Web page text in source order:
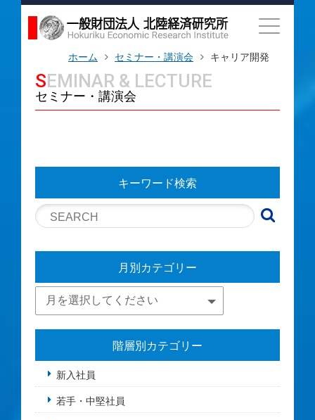
ホーム セミナー・講演会 キャリア開発
SEMINAR & LECTURE
セミナー・講演会
キーワード検索
月別カテゴリー
階層別カテゴリー
新入社員
若手・中堅社員